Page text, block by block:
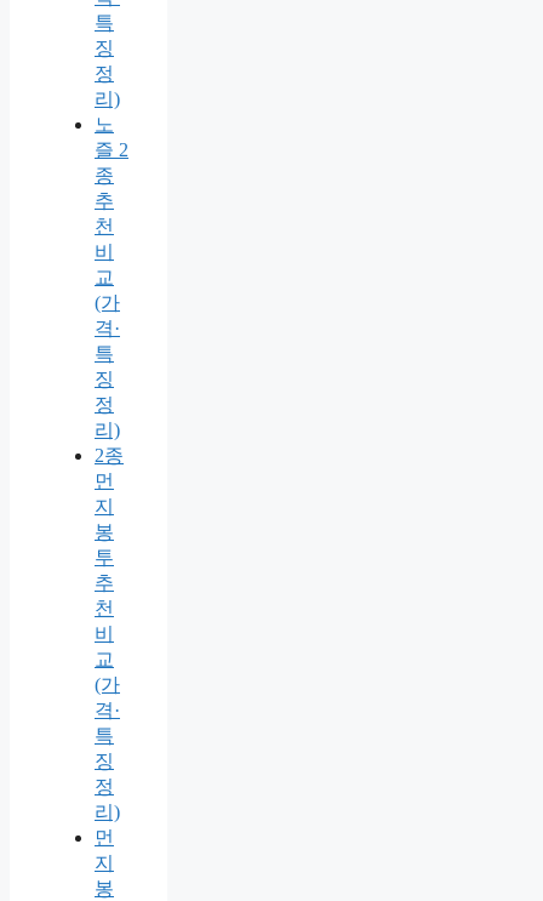
특
징
정
리)
노
즐 2
종
추
천
비
교
(가
격·
특
징
정
리)
2종
먼
지
봉
투
추
천
비
교
(가
격·
특
징
정
리)
먼
지
봉